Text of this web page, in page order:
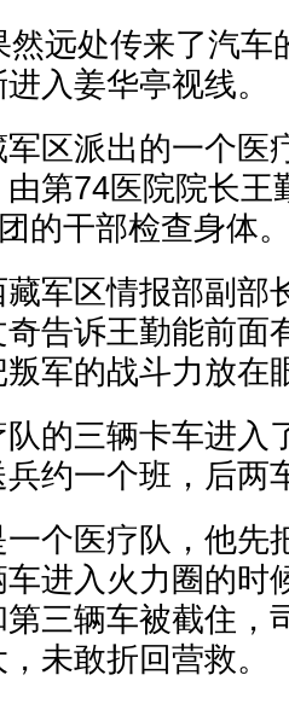
远处传来了汽车
入姜华亭视线。
区派出的一个医
第74医院院长王
的干部检查身体
军区情报部副部
告诉王勤能前面
军的战斗力放在
的三辆卡车进入
约一个班，后两
个医疗队，他先
进入火力圈的时
三辆车被截住，
未敢折回营救。